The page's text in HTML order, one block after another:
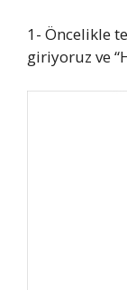
1- Öncelikle
giriyoruz ve